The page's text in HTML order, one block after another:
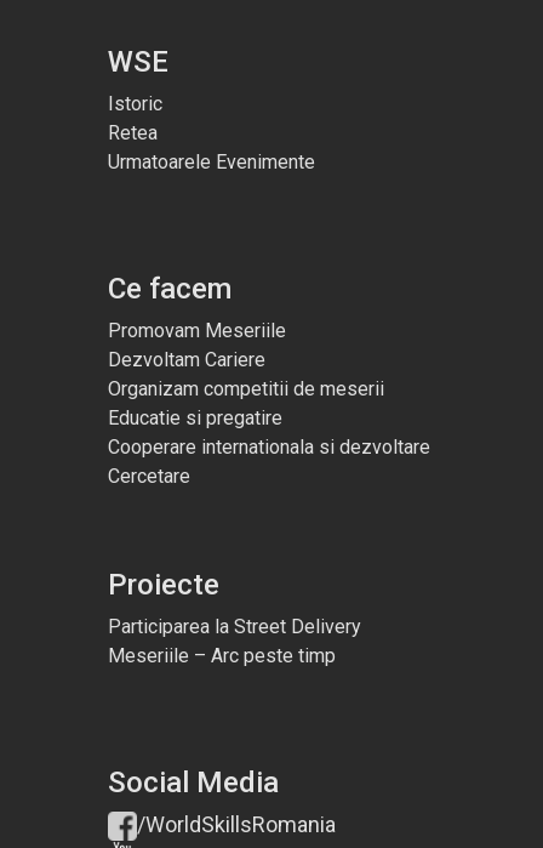
WSE
Istoric
Retea
Urmatoarele Evenimente
Ce facem
Promovam Meseriile
Dezvoltam Cariere
Organizam competitii de meserii
Educatie si pregatire
Cooperare internationala si dezvoltare
Cercetare
Proiecte
Participarea la Street Delivery
Meseriile – Arc peste timp
Social Media
/WorldSkillsRomania